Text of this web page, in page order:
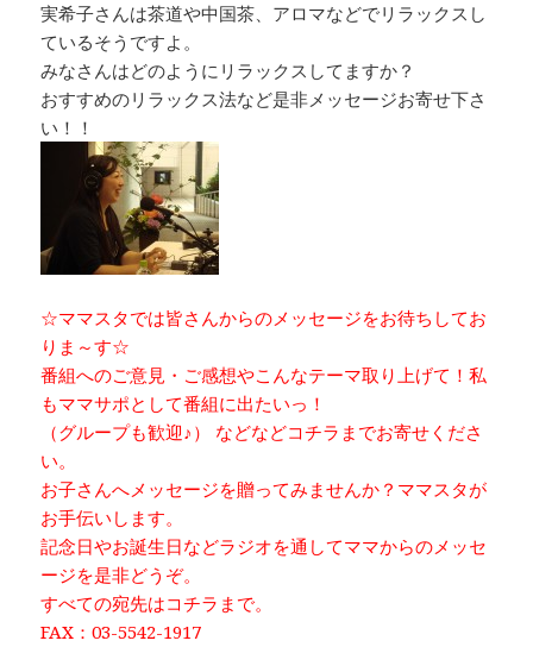
実希子さんは茶道や中国茶、アロマなどでリラックスし
ているそうですよ。
みなさんはどのようにリラックスしてますか？
おすすめのリラックス法など是非メッセージお寄せ下さ
い！！
☆ママスタでは皆さんからのメッセージをお待ちしてお
りま～す☆
番組へのご意見・ご感想やこんなテーマ取り上げて！私
もママサポとして番組に出たいっ！
（グループも歓迎♪） などなどコチラまでお寄せくださ
い。
お子さんへメッセージを贈ってみませんか？ママスタが
お手伝いします。
記念日やお誕生日などラジオを通してママからのメッセ
ージを是非どうぞ。
すべての宛先はコチラまで。
FAX：03-5542-1917